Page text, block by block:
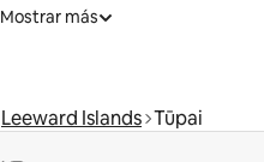
Mostrar más
Leeward Islands Tūpai